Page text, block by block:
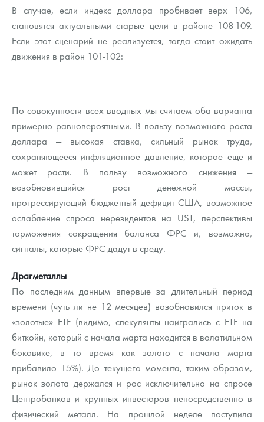
В случае, если индекс доллара пробивает верх 106,
становятся актуальными старые цели в районе 108-109.
Если этот сценарий не реализуется, тогда стоит ожидать
движения в район 101-102:
По совокупности всех вводных мы считаем оба варианта
примерно равновероятными. В пользу возможного роста
доллара — высокая ставка, сильный рынок труда,
сохраняющееся инфляционное давление, которое еще и
может расти. В пользу возможного снижения —
возобновившийся рост денежной массы,
прогрессирующий бюджетный дефицит США, возможное
ослабление спроса нерезидентов на UST, перспективы
торможения сокращения баланса ФРС и, возможно,
сигналы, которые ФРС дадут в среду.
Драгметаллы
По последним данным впервые за длительный период
времени (чуть ли не 12 месяцев) возобновился приток в
«золотые» ETF (видимо, спекулянты наигрались с ETF на
биткойн, который с начала марта находится в волатильном
боковике, в то время как золото с начала марта
прибавило 15%). До текущего момента, таким образом,
рынок золота держался и рос исключительно на спросе
Центробанков и крупных инвесторов непосредственно в
физический металл. На прошлой неделе поступила